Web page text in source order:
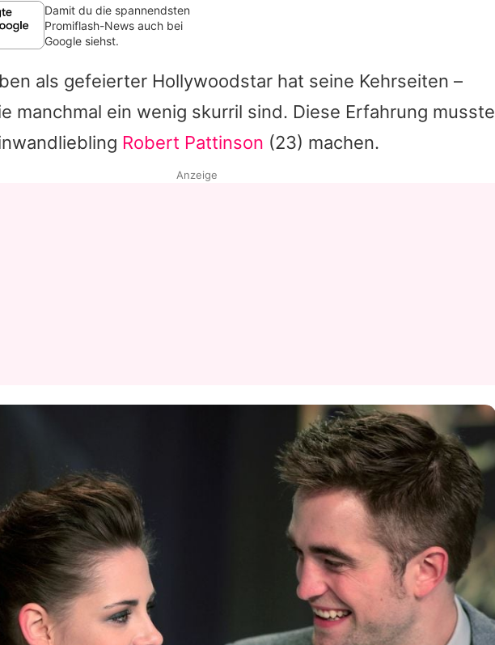
Damit du die spannendsten
Promiflash-News auch bei
Google siehst.
als gefeierter Hollywoodstar hat seine Kehrseiten –
manchmal ein wenig skurril sind. Diese Erfahrung musste
Robert Pattinson (23) machen.
Anzeige